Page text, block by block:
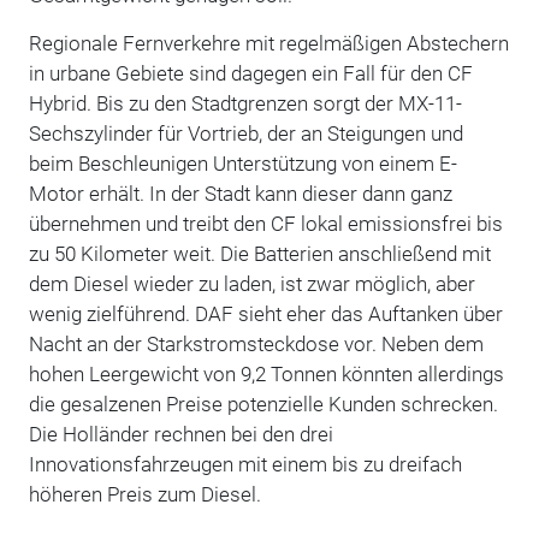
Regionale Fernverkehre mit regelmäßigen Abstechern
in urbane Gebiete sind dagegen ein Fall für den CF
Hybrid. Bis zu den Stadtgrenzen sorgt der MX-11-
Sechszylinder für Vortrieb, der an Steigungen und
beim Beschleunigen Unterstützung von einem E-
Motor erhält. In der Stadt kann dieser dann ganz
übernehmen und treibt den CF lokal emissionsfrei bis
zu 50 Kilometer weit. Die Batterien anschließend mit
dem Diesel wieder zu laden, ist zwar möglich, aber
wenig zielführend. DAF sieht eher das Auftanken über
Nacht an der Starkstromsteckdose vor. Neben dem
hohen Leergewicht von 9,2 Tonnen könnten allerdings
die gesalzenen Preise potenzielle Kunden schrecken.
Die Holländer rechnen bei den drei
Innovationsfahrzeugen mit einem bis zu dreifach
höheren Preis zum Diesel.